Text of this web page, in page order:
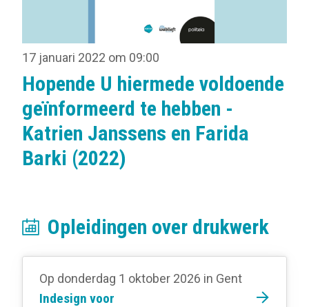
17 januari 2022 om 09:00
Hopende U hiermede voldoende
geïnformeerd te hebben -
Katrien Janssens en Farida
Barki (2022)
Opleidingen over drukwerk
Op donderdag 1 oktober 2026 in Gent
Indesign voor